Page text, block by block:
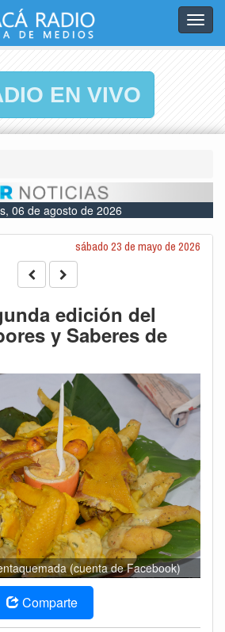
EN VIVO
06 de agosto de 2026
sábado 23 de mayo de 2026
edición del
y Saberes de
(cuenta de Facebook)
Comparte